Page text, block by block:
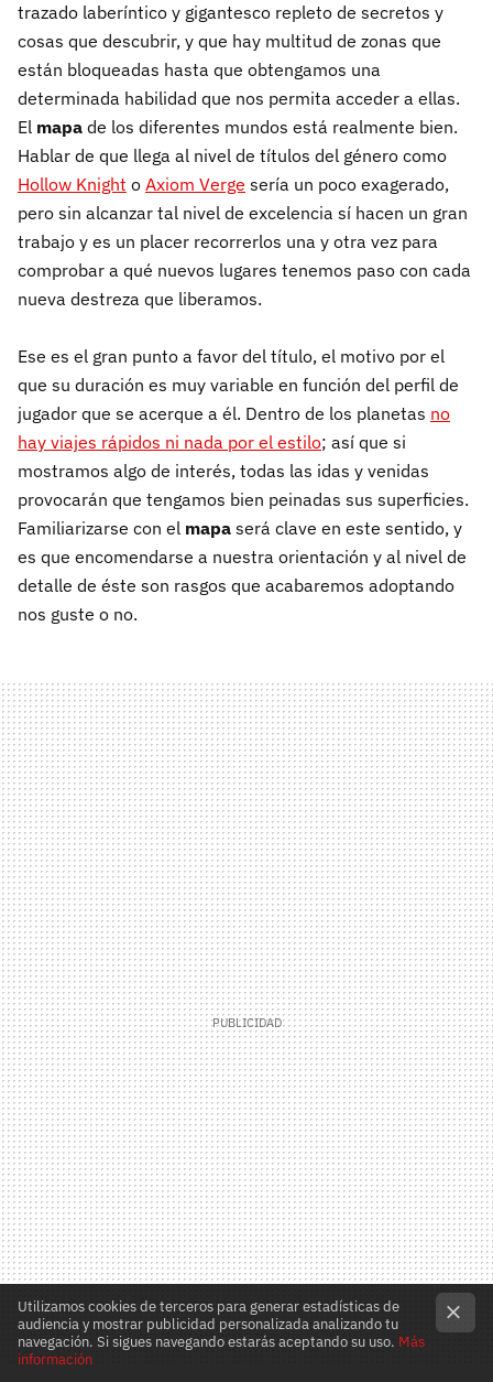
trazado laberíntico y gigantesco repleto de secretos y
cosas que descubrir, y que hay multitud de zonas que
están bloqueadas hasta que obtengamos una
determinada habilidad que nos permita acceder a ellas.
El mapa de los diferentes mundos está realmente bien.
Hablar de que llega al nivel de títulos del género como
Hollow Knight o Axiom Verge sería un poco exagerado,
pero sin alcanzar tal nivel de excelencia sí hacen un gran
trabajo y es un placer recorrerlos una y otra vez para
comprobar a qué nuevos lugares tenemos paso con cada
nueva destreza que liberamos.
Ese es el gran punto a favor del título, el motivo por el
que su duración es muy variable en función del perfil de
jugador que se acerque a él. Dentro de los planetas no
hay viajes rápidos ni nada por el estilo; así que si
mostramos algo de interés, todas las idas y venidas
provocarán que tengamos bien peinadas sus superficies.
Familiarizarse con el mapa será clave en este sentido, y
es que encomendarse a nuestra orientación y al nivel de
detalle de éste son rasgos que acabaremos adoptando
nos guste o no.
Utilizamos cookies de terceros para generar estadísticas de
audiencia y mostrar publicidad personalizada analizando tu
navegación. Si sigues navegando estarás aceptando su uso. Más
información